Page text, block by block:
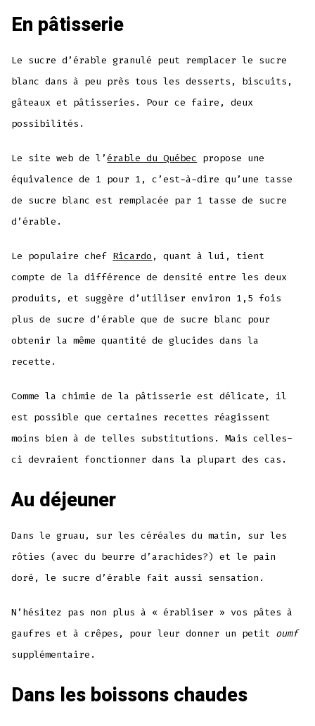
En pâtisserie
Le sucre d’érable granulé peut remplacer le sucre
blanc dans à peu près tous les desserts, biscuits,
gâteaux et pâtisseries. Pour ce faire, deux
possibilités.
Le site web de l’érable du Québec propose une
équivalence de 1 pour 1, c’est-à-dire qu’une tasse
de sucre blanc est remplacée par 1 tasse de sucre
d’érable.
Le populaire chef Ricardo , quant à lui, tient
compte de la différence de densité entre les deux
produits, et suggère d’utiliser environ 1,5 fois
plus de sucre d’érable que de sucre blanc pour
obtenir la même quantité de glucides dans la
recette.
Comme la chimie de la pâtisserie est délicate, il
est possible que certaines recettes réagissent
moins bien à de telles substitutions. Mais celles-
ci devraient fonctionner dans la plupart des cas.
Au déjeuner
Dans le gruau, sur les céréales du matin, sur les
rôties (avec du beurre d’arachides?) et le pain
doré, le sucre d’érable fait aussi sensation.
N’hésitez pas non plus à « érabliser » vos pâtes à
gaufres et à crêpes, pour leur donner un petit oumf
supplémentaire.
Dans les boissons chaudes